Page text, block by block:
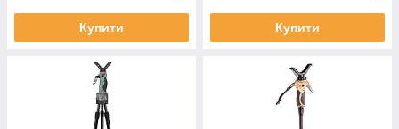
Купити Купити